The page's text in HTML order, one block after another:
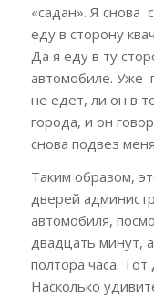
«садан». Я снова
еду в сторону
Да я еду в ту
автомобиле. Уже
не едет, ли он в
города, и он
снова подвез
Таким образом,
дверей
автомобиля,
двадцать минут,
полтора часа.
Насколько